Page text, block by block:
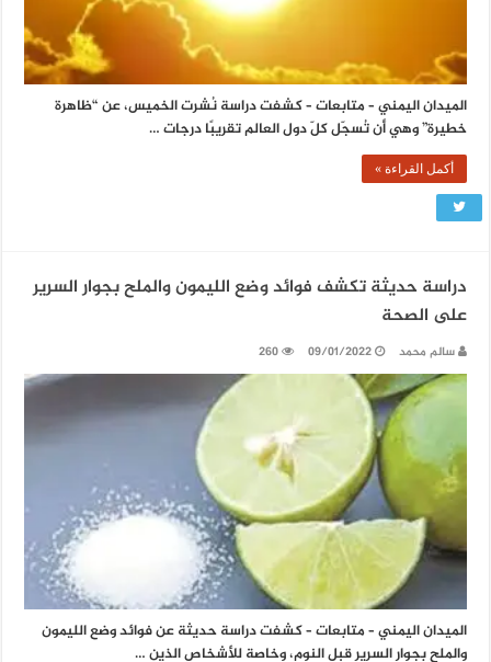
الميدان اليمني – متابعات – كشفت دراسة نُشرت الخميس، عن “ظاهرة
خطيرة” وهي أن تُسجّل كلّ دول العالم تقريبًا درجات …
أكمل القراءة »
دراسة حديثة تكشف فوائد وضع الليمون والملح بجوار السرير
على الصحة
سالم محمد 09/01/2022
260
الميدان اليمني – متابعات – كشفت دراسة حديثة عن فوائد وضع الليمون
والملح بجوار السرير قبل النوم، وخاصة للأشخاص الذين …